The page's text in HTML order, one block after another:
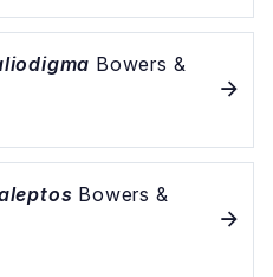
Bowers &
Bowers &